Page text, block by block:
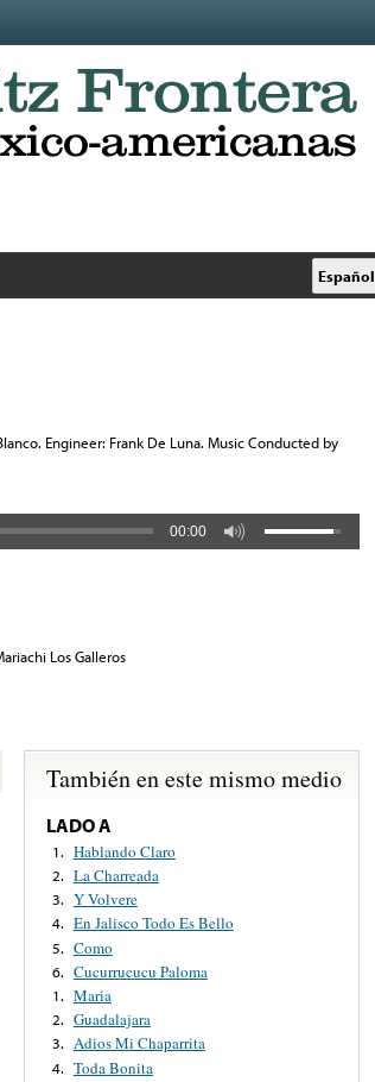
Español
Engineer: Frank De Luna. Music Conducted by
00:00
Los Galleros
También en este mismo medio
LADO A
1. Hablando Claro
2. La Charreada
3. Y Volvere
4. En Jalisco Todo Es Bello
5. Como
6. Cucurrucucu Paloma
1. Maria
2. Guadalajara
3. Adios Mi Chaparrita
4. Toda Bonita